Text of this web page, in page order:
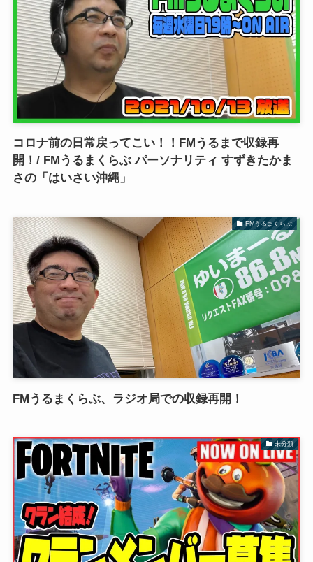
コロナ前の日常戻ってこい！！FMうるまで収録再
開！/ FMうるまくらぶ パーソナリティ すずきたかま
さの「はいさい沖縄」
FMうるまくらぶ
FMうるまくらぶ、ラジオ局での収録再開！
未分類